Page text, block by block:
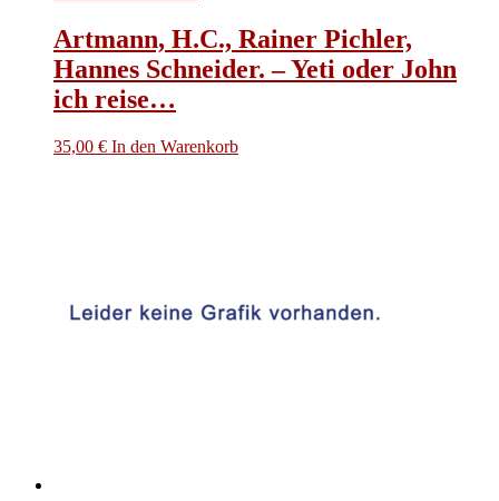
Artmann, H.C., Rainer Pichler,
Hannes Schneider. – Yeti oder John
ich reise…
35,00 € In den Warenkorb